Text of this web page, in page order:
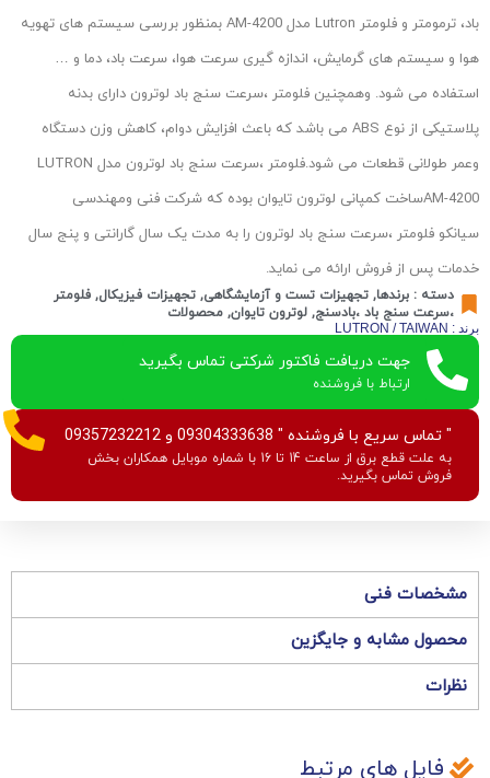
باد، ترمومتر و فلومتر Lutron مدل AM-4200 بمنظور بررسی سیستم های تهویه
هوا و سیستم های گرمایش، اندازه گیری سرعت هوا، سرعت باد، دما و …
استفاده می شود. وهمچنین فلومتر ،سرعت سنج باد لوترون دارای بدنه
پلاستیکی از نوع ABS می باشد که باعث افزایش دوام، کاهش وزن دستگاه
وعمر طولانی قطعات می شود.فلومتر ،سرعت سنج باد لوترون مدل LUTRON
AM-4200ساخت کمپانی لوترون تایوان بوده که شرکت فنی ومهندسی
سیانکو فلومتر ،سرعت سنج باد لوترون را به مدت یک سال گارانتی و پنج سال
خدمات پس از فروش ارائه می نماید.
دسته : برندها, تجهیزات تست و آزمایشگاهی, تجهیزات فیزیکال, فلومتر
،سرعت سنج باد ،بادسنج, لوترون تایوان, محصولات
برند : LUTRON / TAIWAN
جهت دریافت فاکتور شرکتی تماس بگیرید
ارتباط با فروشنده
" تماس سریع با فروشنده " 09304333638 و 09357232212
به علت قطع برق از ساعت 14 تا 16 با شماره موبایل همکاران بخش
فروش تماس بگیرید.
مشخصات فنی
محصول مشابه و جایگزین
نظرات
فایل های مرتبط